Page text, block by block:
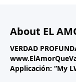
About EL
VERDAD
Applicación: “My